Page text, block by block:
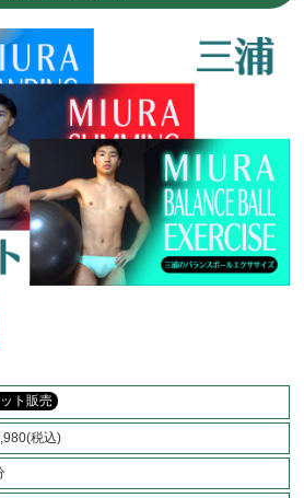
ト販売
税込)